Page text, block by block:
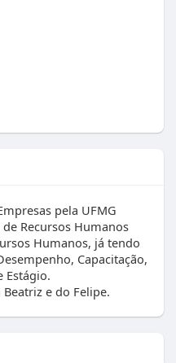
pela UFMG
Recursos Humanos
Humanos, já tendo
Capacitação,
Estágio.
e do Felipe.